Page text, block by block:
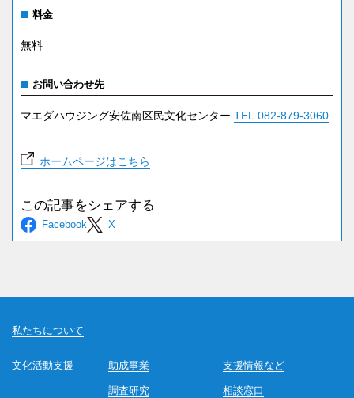
料金
無料
お問い合わせ先
マエダハウジング安佐南区民文化センター TEL.082-879-3060
ホームページはこちら
私たちについて
文化活動支援 助成事業
調査研究 相談窓口
支援情報など